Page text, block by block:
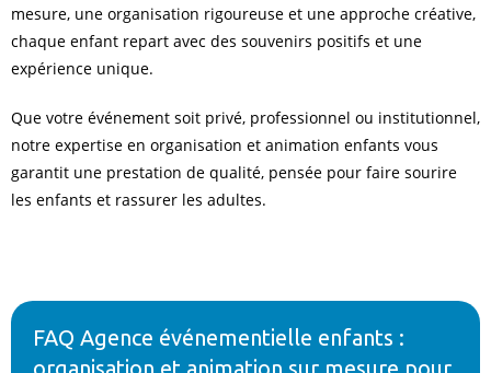
mesure, une organisation rigoureuse et une approche créative,
chaque enfant repart avec des souvenirs positifs et une
expérience unique.
Que votre événement soit privé, professionnel ou institutionnel,
notre expertise en organisation et animation enfants vous
garantit une prestation de qualité, pensée pour faire sourire
les enfants et rassurer les adultes.
FAQ Agence événementielle enfants :